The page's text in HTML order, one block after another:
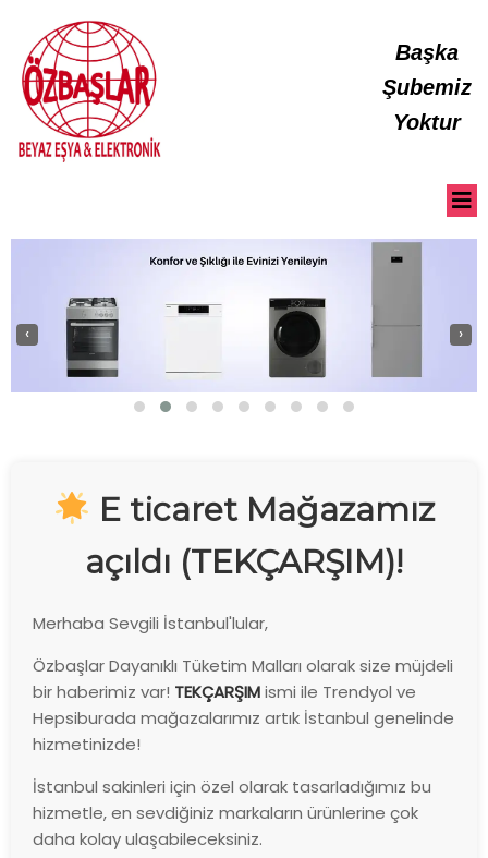
Başka
Şubemiz
Yoktur
‹ ›
E ticaret Mağazamız
açıldı (TEKÇARŞIM)!
Merhaba Sevgili İstanbul'lular,
Özbaşlar Dayanıklı Tüketim Malları olarak size müjdeli
bir haberimiz var! TEKÇARŞIMismi ile Trendyol ve
Hepsiburada mağazalarımız artık İstanbul genelinde
hizmetinizde!
İstanbul sakinleri için özel olarak tasarladığımız bu
hizmetle, en sevdiğiniz markaların ürünlerine çok
daha kolay ulaşabileceksiniz.